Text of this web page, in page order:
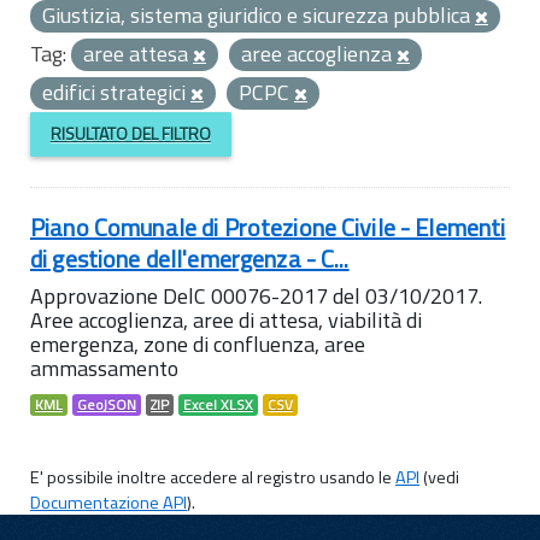
Giustizia, sistema giuridico e sicurezza pubblica
Tag: aree attesa
aree accoglienza
edifici strategici
PCPC
RISULTATO DEL FILTRO
Piano Comunale di Protezione Civile - Elementi
di gestione dell'emergenza - C...
Approvazione DelC 00076-2017 del 03/10/2017.
Aree accoglienza, aree di attesa, viabilità di
emergenza, zone di confluenza, aree
ammassamento
KML GeoJSON ZIP Excel XLSX CSV
E' possibile inoltre accedere al registro usando leAPI(vedi
Documentazione API).